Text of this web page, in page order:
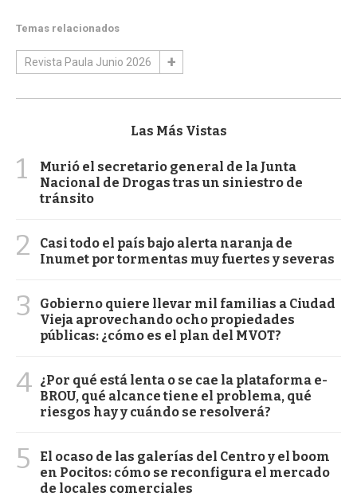
Temas relacionados
Revista Paula Junio 2026
Las Más Vistas
1
Murió el secretario general de la Junta
Nacional de Drogas tras un siniestro de
tránsito
2
Casi todo el país bajo alerta naranja de
Inumet por tormentas muy fuertes y severas
3
Gobierno quiere llevar mil familias a Ciudad
Vieja aprovechando ocho propiedades
públicas: ¿cómo es el plan del MVOT?
4 ¿Por qué está lenta o se cae la plataforma e-
BROU, qué alcance tiene el problema, qué
riesgos hay y cuándo se resolverá?
5
El ocaso de las galerías del Centro y el boom
en Pocitos: cómo se reconfigura el mercado
de locales comerciales